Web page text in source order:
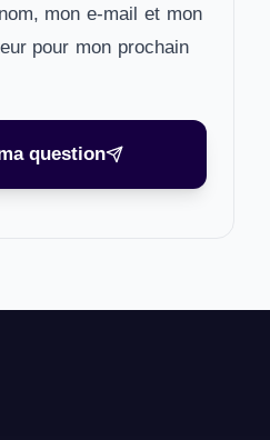
mon e-mail et mon
pour mon prochain
question